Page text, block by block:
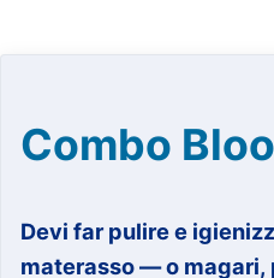
Combo
Devi far pulire e
materasso — o magari,